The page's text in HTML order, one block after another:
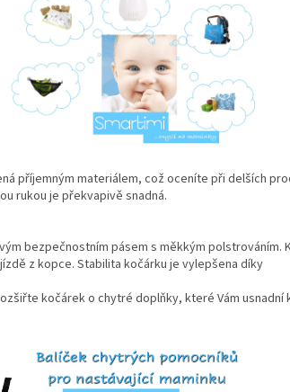
příjemným materiálem, což oceníte při delších
rukou je překvapivě snadná.
bezpečnostním pásem s měkkým polstrováním.
z kopce. Stabilita kočárku je vylepšena díky
kočárek o chytré doplňky, které Vám usnadní